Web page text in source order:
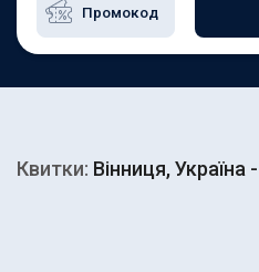
Квитки: Вінниця,